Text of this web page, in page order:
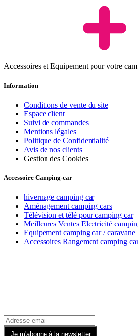
Accessoires et Equipement pour votre
Information
Conditions de vente du site
Espace client
Suivi de commandes
Mentions légales
Politique de Confidentialité
Avis de nos clients
Gestion des Cookies
Accessoire Camping-car
hivernage camping car
Aménagement camping cars
Télévision et télé pour camping car
Meilleures Ventes Electricité
Equipement camping car / caravane
Accessoires Rangement camping car